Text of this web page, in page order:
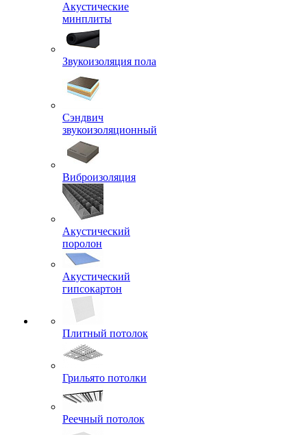
Акустические
минплиты
Звукоизоляция пола
Сэндвич
звукоизоляционный
Виброизоляция
Акустический
поролон
Акустический
гипсокартон
Плитный потолок
Грильято потолки
Реечный потолок